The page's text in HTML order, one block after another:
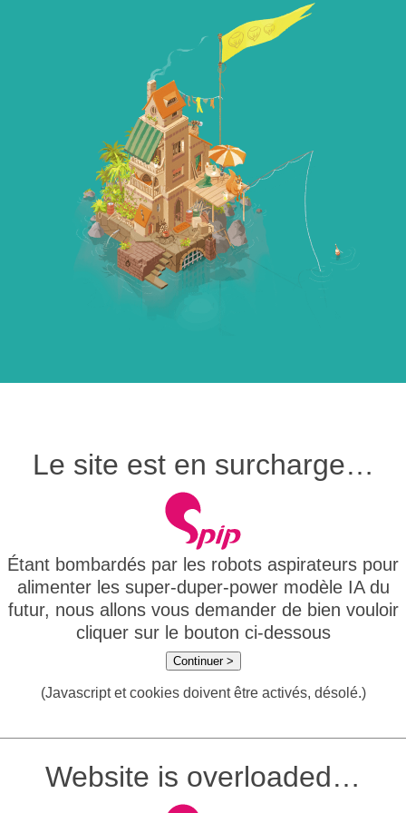
Le site est en surcharge…
Étant bombardés par les robots aspirateurs pour
alimenter les super-duper-power modèle IA du
futur, nous allons vous demander de bien vouloir
cliquer sur le bouton ci-dessous
Continuer >
(Javascript et cookies doivent être activés, désolé.)
Website is overloaded…